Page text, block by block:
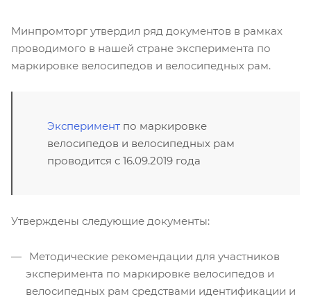
Минпромторг утвердил ряд документов в рамках
проводимого в нашей стране эксперимента по
маркировке велосипедов и велосипедных рам.
Эксперимент по маркировке
велосипедов и велосипедных рам
проводится с 16.09.2019 года
Утверждены следующие документы:
Методические рекомендации для участников
эксперимента по маркировке велосипедов и
велосипедных рам средствами идентификации и